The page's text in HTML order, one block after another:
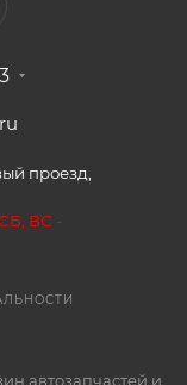
проезд,
ВС -
автозапчастей и